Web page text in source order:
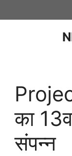
का
संपन्न